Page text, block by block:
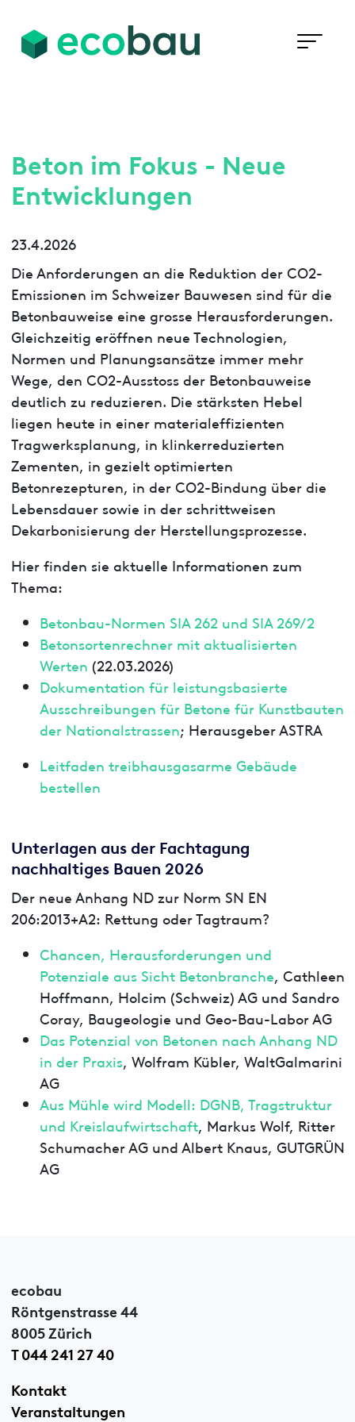
Beton im Fokus - Neue
Entwicklungen
23.4.2026
Die Anforderungen an die Reduktion der CO2-
Emissionen im Schweizer Bauwesen sind für die
Betonbauweise eine grosse Herausforderungen.
Gleichzeitig eröffnen neue Technologien,
Normen und Planungsansätze immer mehr
Wege, den CO2-Ausstoss der Betonbauweise
deutlich zu reduzieren. Die stärksten Hebel
liegen heute in einer materialeffizienten
Tragwerksplanung, in klinkerreduzierten
Zementen, in gezielt optimierten
Betonrezepturen, in der CO2-Bindung über die
Lebensdauer sowie in der schrittweisen
Dekarbonisierung der Herstellungsprozesse.
Hier finden sie aktuelle Informationen zum
Thema:
Betonbau-Normen SIA 262 und SIA 269/2
Betonsortenrechner mit aktualisierten
Werten (22.03.2026)
Dokumentation für leistungsbasierte
Ausschreibungen für Betone für Kunstbauten
der Nationalstrassen; Herausgeber ASTRA
Leitfaden treibhausgasarme Gebäude
bestellen
Unterlagen aus der Fachtagung
nachhaltiges Bauen 2026
Der neue Anhang ND zur Norm SN EN
206:2013+A2: Rettung oder Tagtraum?
Chancen, Herausforderungen und
Potenziale aus Sicht Betonbranche , Cathleen
Hoffmann, Holcim (Schweiz) AG und Sandro
Coray, Baugeologie und Geo-Bau-Labor AG
Das Potenzial von Betonen nach Anhang ND
in der Praxis, Wolfram Kübler, WaltGalmarini
AG
Aus Mühle wird Modell: DGNB, Tragstruktur
und Kreislaufwirtschaft, Markus Wolf, Ritter
Schumacher AG und Albert Knaus, GUTGRÜN
AG
ecobau
Röntgenstrasse 44
8005 Zürich
T 044 241 27 40
Kontakt
Veranstaltungen